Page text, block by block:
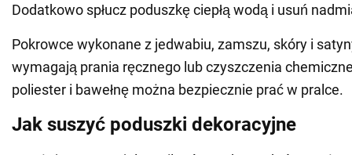
Dodatkowo spłucz poduszkę ciepłą wodą i usuń
Pokrowce wykonane z jedwabiu, zamszu, skóry i
wymagają prania ręcznego lub czyszczenia
poliester i bawełnę można bezpiecznie prać w pralce.
Jak suszyć poduszki dekoracyjne